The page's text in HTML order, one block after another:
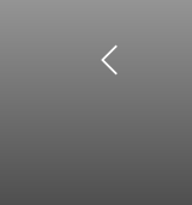
Anterior